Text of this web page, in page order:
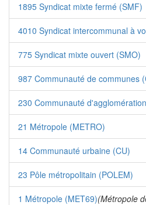
1895 Syndicat mixte fermé (SMF)
4010 Syndicat intercommunal à
775 Syndicat mixte ouvert (SMO)
987 Communauté de communes
230 Communauté
21 Métropole (METRO)
14 Communauté urbaine (CU)
23 Pôle métropolitain (POLEM)
1 Métropole (MET69)(Métropole